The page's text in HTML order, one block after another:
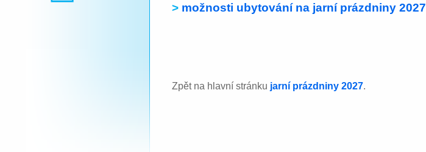
> možnosti ubytování na jarní prázdniny 2027
Zpět na hlavní stránku jarní prázdniny 2027.